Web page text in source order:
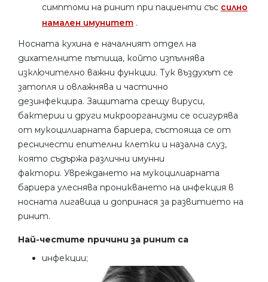
симптоми на ринит при пациенти със силно
намален имунитет .
Носната кухина е началният отдел на
дихателните пътища, който изпълнява
изключително важни функции. Тук въздухът се
затопля и овлажнява и частично
дезинфекцира. Защитата срещу вируси,
бактерии и други микроорганизми се осигурява
от мукоцилиарната бариера, състояща се от
ресничести епителни клетки и назална слуз,
която съдържа различни имунни
фактори. Увреждането на мукоцилиарната
бариера улеснява проникването на инфекция в
носната лигавица и допринася за развитието на
ринит.
Най-честите причини за ринит са
инфекции;